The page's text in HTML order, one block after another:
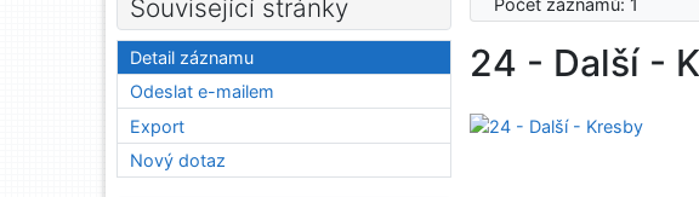
Počet záznamů: 1
24 - Další -
Související stránky
Detail záznamu
Odeslat e-mailem
Export
Nový dotaz